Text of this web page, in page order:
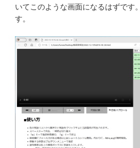
いてこのような画面になるはずです
す。